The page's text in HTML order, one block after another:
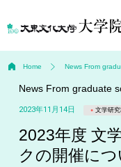
Home News From
News From graduate
2023年11月14日 文学研
2023年度 文
クの開催につ